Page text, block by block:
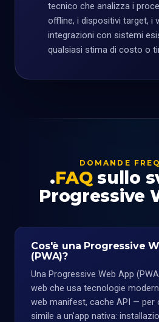
tecnico che analizza i
offline, i dispositivi target, i
integrazioni con sistemi
qualsiasi stima di costo o
DOMANDE
FAQsullo
Progressive
Cos'è una Progressive
(PWA)?
Una Progressive Web App
web che usa tecnologie
web manifest, cache API — per
simile a un'app nativa: